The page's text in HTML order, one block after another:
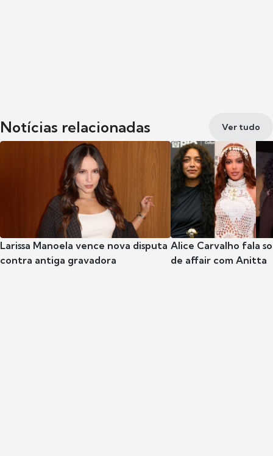
Notícias relacionadas Ver tudo
Larissa Manoela vence nova disputa
contra antiga gravadora
Alice Carvalho fala
de affair com Anitta